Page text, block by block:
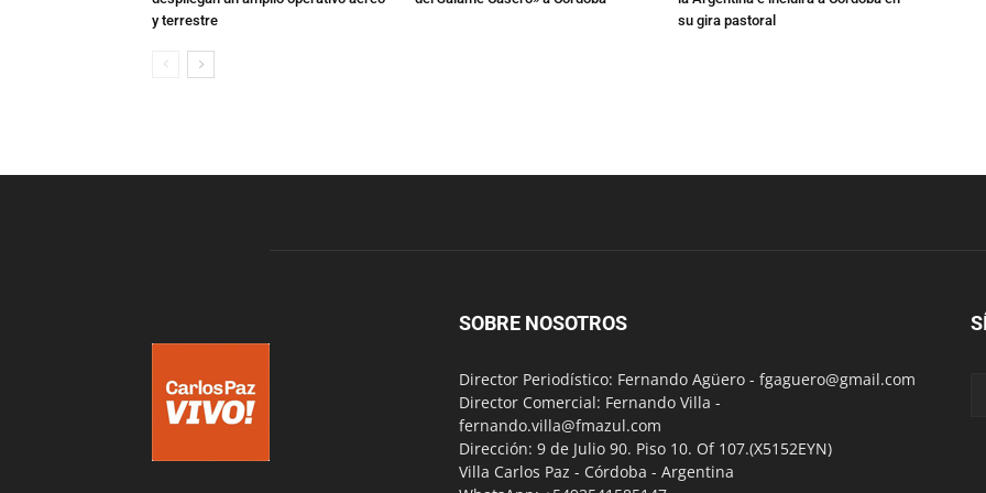
y terrestre
su gira pastoral
SOBRE NOSOTROS
Director Periodístico: Fernando Agüero - fgaguero@gmail.com
Director Comercial: Fernando Villa -
fernando.villa@fmazul.com
Dirección: 9 de Julio 90. Piso 10. Of 107.(X5152EYN)
Villa Carlos Paz - Córdoba - Argentina